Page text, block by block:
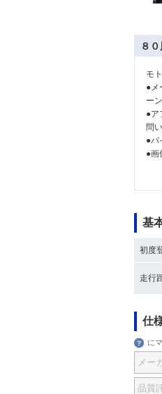
８
モ
●メ
ー
●ア
問
●バ
●画
基
初度
走行
仕
に
メー
品質